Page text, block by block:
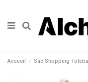
Accueil Sac Shopping